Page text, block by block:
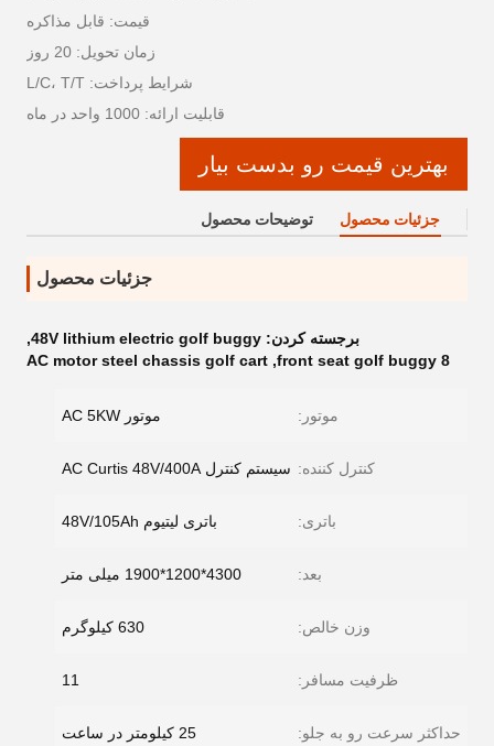
قیمت: قابل مذاکره
زمان تحویل: 20 روز
شرایط پرداخت: L/C، T/T
قابلیت ارائه: 1000 واحد در ماه
بهترین قیمت رو بدست بیار
جزئیات محصول توضیحات محصول
جزئیات محصول
برجسته کردن: 48V lithium electric golf buggy
,
8 front seat golf buggy
,
AC motor steel chassis golf cart
موتور: موتور AC 5KW
کنترل کننده: سیستم کنترل AC Curtis 48V/400A
باتری: باتری لیتیوم 48V/105Ah
بعد: 4300*1200*1900 میلی متر
وزن خالص: 630 کیلوگرم
ظرفیت مسافر: 11
حداکثر سرعت رو به جلو: 25 کیلومتر در ساعت